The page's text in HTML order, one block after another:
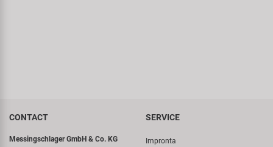
CONTACT
Messingschlager GmbH & Co. KG
SERVICE
Impronta